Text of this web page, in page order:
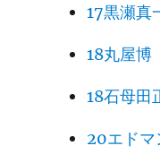
17黒瀬真
18丸屋博
18石母田
20エドマ